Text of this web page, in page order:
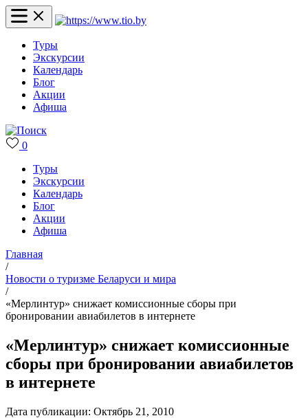
Туры
Экскурсии
Календарь
Блог
Акции
Афиша
0
Туры
Экскурсии
Календарь
Блог
Акции
Афиша
Главная
/
Новости о туризме Беларуси и мира
/
«Мерлинтур» снижает комиссионные сборы при
бронировании авиабилетов в интернете
«Мерлинтур» снижает комиссионные
сборы при бронировании авиабилетов
в интернете
Дата публикации: Октябрь 21, 2010